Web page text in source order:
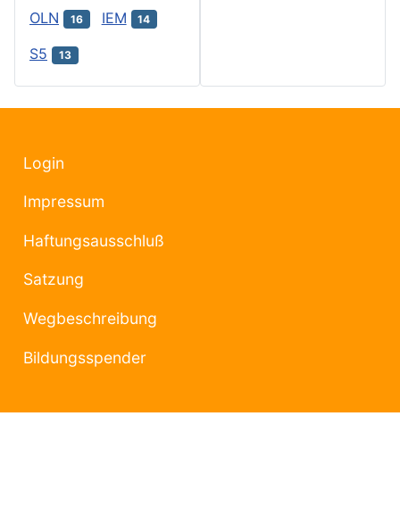
OLN 16 IEM 14
S5 13
Login
Impressum
Haftungsausschluß
Satzung
Wegbeschreibung
Bildungsspender